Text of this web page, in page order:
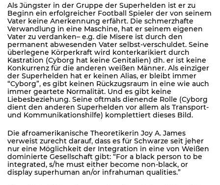
Als Jüngster in der Gruppe der Superhelden ist er zu
Beginn ein erfolgreicher Football Spieler der von seinem
Vater keine Anerkennung erfährt. Die schmerzhafte
Verwandlung in eine Maschine, hat er seinem eigenen
Vater zu verdanken– e.g. die Misere ist durch den
permanent abwesenden Vater selbst-verschuldet. Seine
überlegene Körperkraft wird konterkarikiert durch
Kastration (Cyborg hat keine Genitalien) dh. er ist keine
Konkurrenz für die anderen weißen Männer. Als einziger
der Superhelden hat er keinen Alias, er bleibt immer
“Cyborg”, es gibt keinen Rückzugsraum in eine wie auch
immer geartete Normalität. Und es gibt keine
Liebesbeziehung. Seine oftmals dienende Rolle (Cyborg
dient den anderen Superhelden vor allem als Transport-
und Kommunikationshilfe) komplettiert dieses Bild.
Die afroamerikanische Theoretikerin Joy A. James
verweist zurecht darauf, dass es für Schwarze seit jeher
nur eine Möglichkeit der Integration in eine von Weißen
dominierte Gesellschaft gibt: “For a black person to be
integrated, s/he must either become non-black, or
display superhuman an/or infrahuman qualities.”